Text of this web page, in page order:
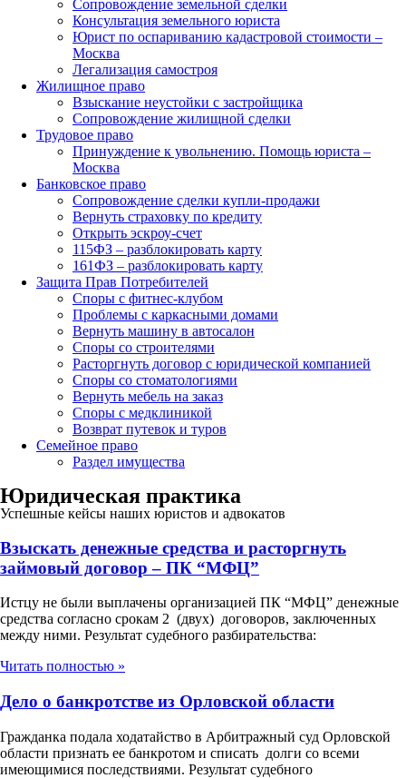
Сопровождение земельной сделки
Консультация земельного юриста
Юрист по оспариванию кадастровой стоимости –
Москва
Легализация самостроя
Жилищное право
Взыскание неустойки с застройщика
Сопровождение жилищной сделки
Трудовое право
Принуждение к увольнению. Помощь юриста –
Москва
Банковское право
Сопровождение сделки купли-продажи
Вернуть страховку по кредиту
Открыть эскроу-счет
115ФЗ – разблокировать карту
161ФЗ – разблокировать карту
Защита Прав Потребителей
Споры с фитнес-клубом
Проблемы с каркасными домами
Вернуть машину в автосалон
Споры со строителями
Расторгнуть договор с юридической компанией
Споры со стоматологиями
Вернуть мебель на заказ
Споры с медклиникой
Возврат путевок и туров
Семейное право
Раздел имущества
Юридическая практика
Успешные кейсы наших юристов и адвокатов
Взыскать денежные средства и расторгнуть
займовый договор – ПК “МФЦ”
Истцу не были выплачены организацией ПК “МФЦ” денежные
средства согласно срокам 2 (двух) договоров, заключенных
между ними. Результат судебного разбирательства:
Читать полностью »
Дело о банкротстве из Орловской области
Гражданка подала ходатайство в Арбитражный суд Орловской
области признать ее банкротом и списать долги со всеми
имеющимися последствиями. Результат судебного